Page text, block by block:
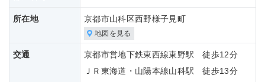
所在地 京都市山科区西野様子見町
地図を見る
交通
京都市営地下鉄東西線東野駅 徒歩12分
ＪＲ東海道・山陽本線山科駅 徒歩13分